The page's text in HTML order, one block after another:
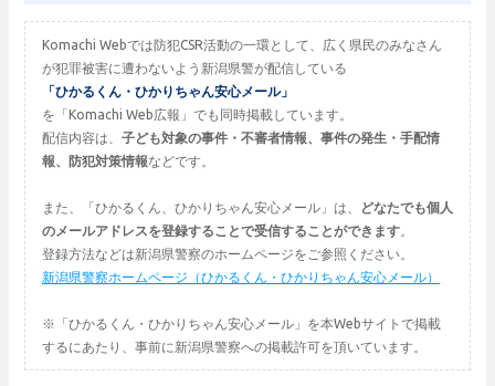
Komachi Webでは防犯CSR活動の一環として、広く県民のみなさん
が犯罪被害に遭わないよう新潟県警が配信している
「ひかるくん・ひかりちゃん安心メール」
を「Komachi Web広報」でも同時掲載しています。
配信内容は、 子ども対象の事件・不審者情報、事件の発生・手配情
報、防犯対策情報などです。
また、「ひかるくん、ひかりちゃん安心メール」は、
どなたでも個人
のメールアドレスを登録することで受信することができます。
登録方法などは新潟県警察のホームページをご参照ください。
新潟県警察ホームページ（ひかるくん・ひかりちゃん安心メール）
※「ひかるくん・ひかりちゃん安心メール」を本Webサイトで掲載
するにあたり、事前に新潟県警察への掲載許可を頂いています。